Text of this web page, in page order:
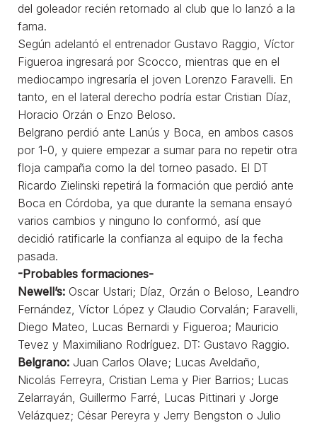
del goleador recién retornado al club que lo lanzó a la
fama.
Según adelantó el entrenador Gustavo Raggio, Víctor
Figueroa ingresará por Scocco, mientras que en el
mediocampo ingresaría el joven Lorenzo Faravelli. En
tanto, en el lateral derecho podría estar Cristian Díaz,
Horacio Orzán o Enzo Beloso.
Belgrano perdió ante Lanús y Boca, en ambos casos
por 1-0, y quiere empezar a sumar para no repetir otra
floja campaña como la del torneo pasado. El DT
Ricardo Zielinski repetirá la formación que perdió ante
Boca en Córdoba, ya que durante la semana ensayó
varios cambios y ninguno lo conformó, así que
decidió ratificarle la confianza al equipo de la fecha
pasada.
-Probables formaciones-
Newell’s: Oscar Ustari; Díaz, Orzán o Beloso, Leandro
Fernández, Víctor López y Claudio Corvalán; Faravelli,
Diego Mateo, Lucas Bernardi y Figueroa; Mauricio
Tevez y Maximiliano Rodríguez. DT: Gustavo Raggio.
Belgrano: Juan Carlos Olave; Lucas Aveldaño,
Nicolás Ferreyra, Cristian Lema y Pier Barrios; Lucas
Zelarrayán, Guillermo Farré, Lucas Pittinari y Jorge
Velázquez; César Pereyra y Jerry Bengston o Julio